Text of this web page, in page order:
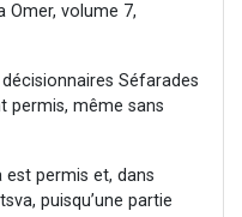
Omer, volume 7,
Séfarades
permis, même sans
est permis et, dans
puisqu’une partie